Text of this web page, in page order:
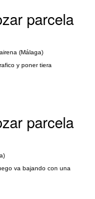
parcela
(Málaga)
y poner tiera
parcela
va bajando con una